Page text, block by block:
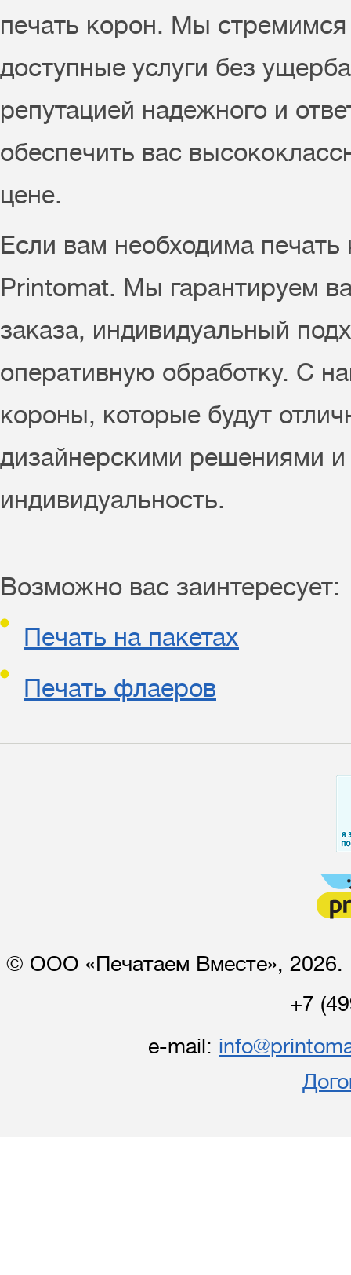
печать корон. Мы
доступные услуги без
репутацией надежного и
обеспечить вас
цене.
Если вам необходима
Printomat. Мы гарантируем
заказа, индивидуальный
оперативную обработку. С
короны, которые будут
дизайнерскими решениями
индивидуальность.
Возможно вас заинтересует:
Печать на пакетах
Печать флаеров
© ООО «Печатаем Вместе»,
+7
e-mail: